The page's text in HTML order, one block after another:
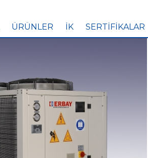
ÜRÜNLER İK SERTİFİKALAR